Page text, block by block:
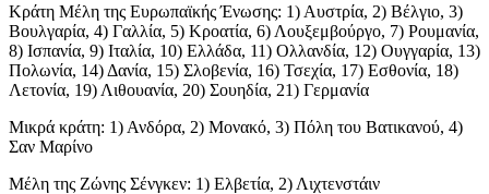
Κράτη Μέλη της Ευρωπαϊκής Ένωσης: 1) Αυστρία, 2) Βέλγιο, 3)
Βουλγαρία, 4) Γαλλία, 5) Κροατία, 6) Λουξεμβούργο, 7) Ρουμανία,
8) Ισπανία, 9) Ιταλία, 10) Ελλάδα, 11) Ολλανδία, 12) Ουγγαρία, 13)
Πολωνία, 14) Δανία, 15) Σλοβενία, 16) Τσεχία, 17) Εσθονία, 18)
Λετονία, 19) Λιθουανία, 20) Σουηδία, 21) Γερμανία
Μικρά κράτη: 1) Ανδόρα, 2) Μονακό, 3) Πόλη του Βατικανού, 4)
Σαν Μαρίνο
Μέλη της Ζώνης Σένγκεν: 1) Ελβετία, 2) Λιχτενστάιν